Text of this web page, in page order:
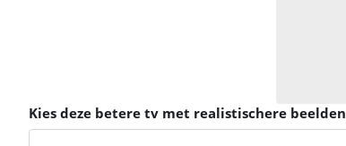
Kies deze betere tv met realistischere beelden